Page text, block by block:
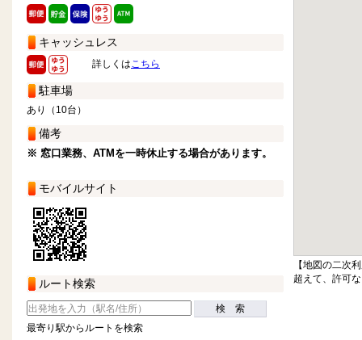
キャッシュレス
詳しくはこちら
駐車場
あり（10台）
備考
※ 窓口業務、ATMを一時休止する場合があります。
モバイルサイト
ルート検索
検 索
最寄り駅からルートを検索
【地図の二次
超えて、許可